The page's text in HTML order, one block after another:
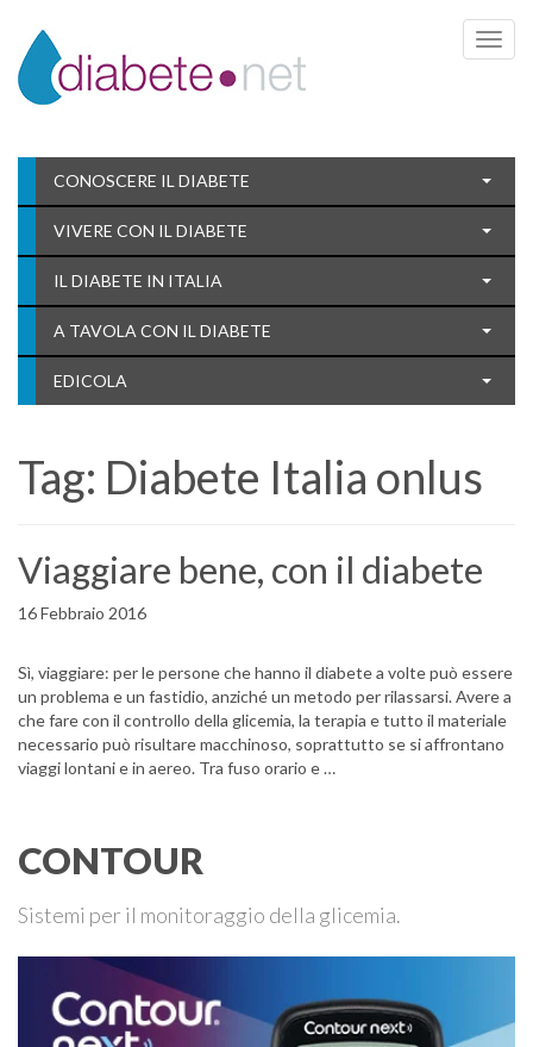
Toggle
CONOSCERE IL DIABETE
VIVERE CON IL DIABETE
IL DIABETE IN ITALIA
A TAVOLA CON IL DIABETE
EDICOLA
Tag: Diabete Italia onlus
Viaggiare bene, con il diabete
16 Febbraio 2016
Sì, viaggiare: per le persone che hanno il diabete a volte può essere
un problema e un fastidio, anziché un metodo per rilassarsi. Avere a
che fare con il controllo della glicemia, la terapia e tutto il materiale
necessario può risultare macchinoso, soprattutto se si affrontano
viaggi lontani e in aereo. Tra fuso orario e …
CONTOUR
Sistemi per il monitoraggio della glicemia.